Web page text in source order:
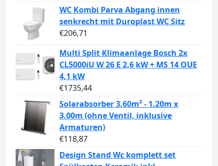
WC Kombi Parva Abgang innen
senkrecht mit Duroplast WC Sitz
€206,71
Multi Split Klimaanlage Bosch 2x
CL5000iU W 26 E 2,6 kW + MS 14 OUE
4,1 kW
€1735,44
Solarabsorber 3,60m² - 1.20m x
3.00m (ohne Ventil, inklusive
Armaturen)
€118,87
Design Stand Wc komplett set